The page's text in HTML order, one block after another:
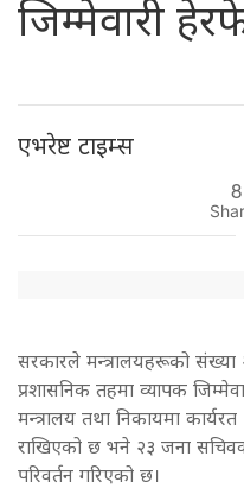
जिम्मेवारी
एभरेष्ट टाइम्स
8
सरकारले मन्त्रालयहरूको संख्या
प्रशासनिक तहमा व्यापक
मन्त्रालय तथा निकायमा
राखिएको छ भने २३ जना
परिवर्तन गरिएको छ।